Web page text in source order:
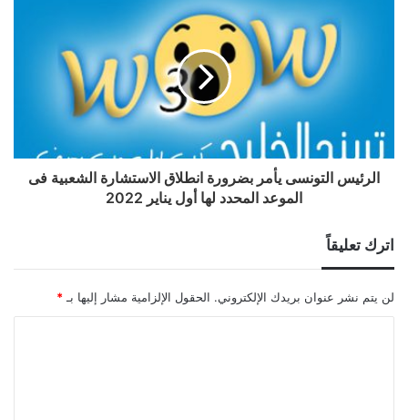
الرئيس التونسى يأمر بضرورة انطلاق الاستشارة الشعبية فى
الموعد المحدد لها أول يناير 2022
اترك تعليقاً
لن يتم نشر عنوان بريدك الإلكتروني. الحقول الإلزامية مشار إليها بـ *